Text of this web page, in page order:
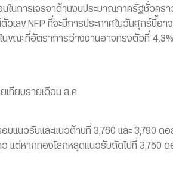
ในการเจรจาด้านงบประมาณภาครัฐชั่วคร
เลข NFP ที่จะมีการประกาศในวันศุกร์นี้อา
นขณะที่อัตราการว่างงานอาจทรงตัวที่
เทียบรายเดือน ส.ค.
นวรับและแนวต้านที่ 3,760 และ 3,790 ด
แต่หากทองโลกหลุดแนวรับถัดไปที่ 3,750